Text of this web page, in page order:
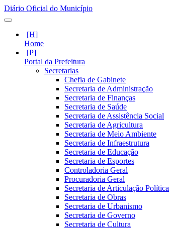
Diário Oficial do Município
Home
Portal da Prefeitura
Secretarias
Chefia de Gabinete
Secretaria de Administração
Secretaria de Finanças
Secretaria de Saúde
Secretaria de Assistência Social
Secretaria de Agricultura
Secretaria de Meio Ambiente
Secretaria de Infraestrutura
Secretaria de Educação
Secretaria de Esportes
Controladoria Geral
Procuradoria Geral
Secretaria de Articulação Política
Secretaria de Obras
Secretaria de Urbanismo
Secretaria de Governo
Secretaria de Cultura